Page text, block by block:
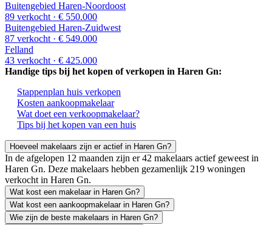
Buitengebied Haren-Noordoost
89 verkocht · € 550.000
Buitengebied Haren-Zuidwest
87 verkocht · € 549.000
Felland
43 verkocht · € 425.000
Handige tips bij het kopen of verkopen in Haren Gn:
Stappenplan huis verkopen
Kosten aankoopmakelaar
Wat doet een verkoopmakelaar?
Tips bij het kopen van een huis
Hoeveel makelaars zijn er actief in Haren Gn?
In de afgelopen 12 maanden zijn er 42 makelaars actief geweest in
Haren Gn. Deze makelaars hebben gezamenlijk 219 woningen
verkocht in Haren Gn.
Wat kost een makelaar in Haren Gn?
Wat kost een aankoopmakelaar in Haren Gn?
Wie zijn de beste makelaars in Haren Gn?